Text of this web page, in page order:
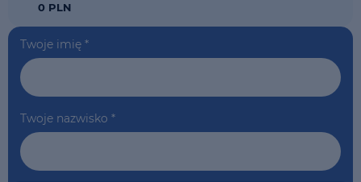
Twoje imię *
Twoje nazwisko *
0 PLN